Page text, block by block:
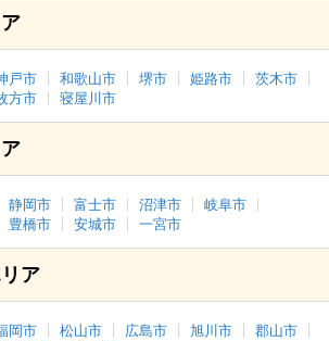
戸市 和歌山市 堺市 姫路市
茨木市
方市 寝屋川市
静岡市 富士市 沼津市
岐阜市
豊橋市 安城市 一宮市
ア
岡市 松山市 広島市 旭川市
郡山市